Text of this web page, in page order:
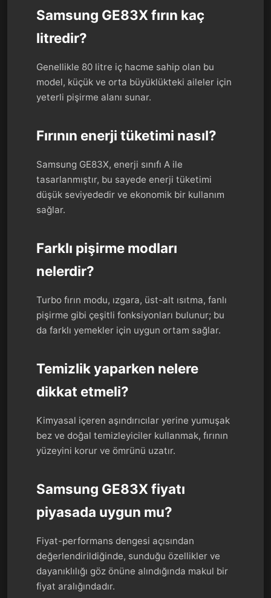
Samsung GE83X fırın kaç
litredir?
Genellikle 80 litre iç hacme sahip olan bu
model, küçük ve orta büyüklükteki aileler için
yeterli pişirme alanı sunar.
Fırının enerji tüketimi nasıl?
Samsung GE83X, enerji sınıfı A ile
tasarlanmıştır, bu sayede enerji tüketimi
düşük seviyededir ve ekonomik bir kullanım
sağlar.
Farklı pişirme modları
nelerdir?
Turbo fırın modu, ızgara, üst-alt ısıtma, fanlı
pişirme gibi çeşitli fonksiyonları bulunur; bu
da farklı yemekler için uygun ortam sağlar.
Temizlik yaparken nelere
dikkat etmeli?
Kimyasal içeren aşındırıcılar yerine yumuşak
bez ve doğal temizleyiciler kullanmak, fırının
yüzeyini korur ve ömrünü uzatır.
Samsung GE83X fiyatı
piyasada uygun mu?
Fiyat-performans dengesi açısından
değerlendirildiğinde, sunduğu özellikler ve
dayanıklılığı göz önüne alındığında makul bir
fiyat aralığındadır.